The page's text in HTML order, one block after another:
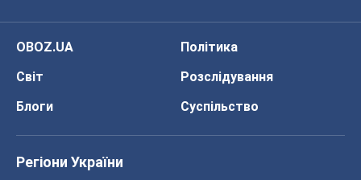
OBOZ.UA
Політика
Світ
Розслідування
Блоги
Суспільство
Регіони України